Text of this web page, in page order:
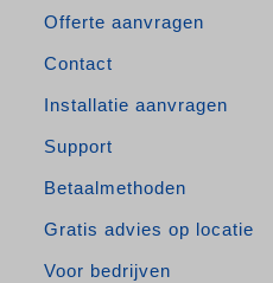
Offerte aanvragen
Contact
Installatie aanvragen
Support
Betaalmethoden
Gratis advies op locatie
Voor bedrijven